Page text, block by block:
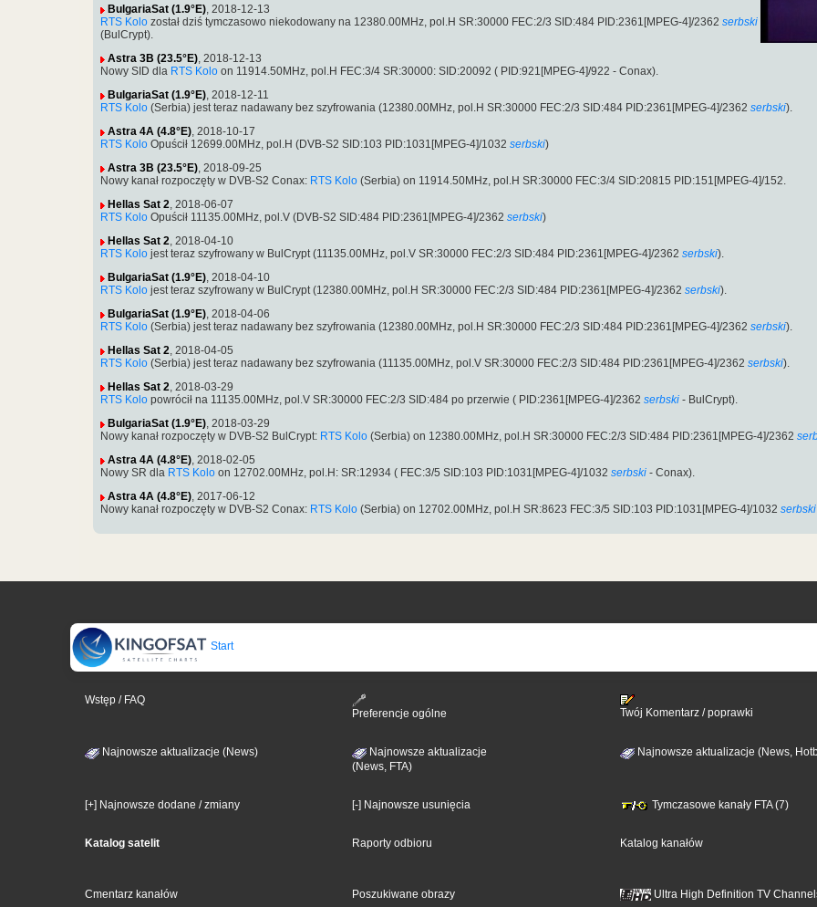
BulgariaSat (1.9°E), 2018-12-13
RTS Kolo został dziś tymczasowo niekodowany na 12380.00MHz, pol.H SR:30000 FEC:2/3 SID:484 PID:2361[MPEG-4]/2362 serbski
(BulCrypt).
Astra 3B (23.5°E), 2018-12-13
Nowy SID dla RTS Kolo on 11914.50MHz, pol.H FEC:3/4 SR:30000: SID:20092 ( PID:921[MPEG-4]/922 - Conax).
BulgariaSat (1.9°E), 2018-12-11
RTS Kolo (Serbia) jest teraz nadawany bez szyfrowania (12380.00MHz, pol.H SR:30000 FEC:2/3 SID:484 PID:2361[MPEG-4]/2362 serbski).
Astra 4A (4.8°E), 2018-10-17
RTS Kolo Opuścił 12699.00MHz, pol.H (DVB-S2 SID:103 PID:1031[MPEG-4]/1032 serbski)
Astra 3B (23.5°E), 2018-09-25
Nowy kanał rozpoczęty w DVB-S2 Conax: RTS Kolo (Serbia) on 11914.50MHz, pol.H SR:30000 FEC:3/4 SID:20815 PID:151[MPEG-4]/152.
Hellas Sat 2, 2018-06-07
RTS Kolo Opuścił 11135.00MHz, pol.V (DVB-S2 SID:484 PID:2361[MPEG-4]/2362 serbski)
Hellas Sat 2, 2018-04-10
RTS Kolo jest teraz szyfrowany w BulCrypt (11135.00MHz, pol.V SR:30000 FEC:2/3 SID:484 PID:2361[MPEG-4]/2362 serbski).
BulgariaSat (1.9°E), 2018-04-10
RTS Kolo jest teraz szyfrowany w BulCrypt (12380.00MHz, pol.H SR:30000 FEC:2/3 SID:484 PID:2361[MPEG-4]/2362 serbski).
BulgariaSat (1.9°E), 2018-04-06
RTS Kolo (Serbia) jest teraz nadawany bez szyfrowania (12380.00MHz, pol.H SR:30000 FEC:2/3 SID:484 PID:2361[MPEG-4]/2362 serbski).
Hellas Sat 2, 2018-04-05
RTS Kolo (Serbia) jest teraz nadawany bez szyfrowania (11135.00MHz, pol.V SR:30000 FEC:2/3 SID:484 PID:2361[MPEG-4]/2362 serbski).
Hellas Sat 2, 2018-03-29
RTS Kolo powrócił na 11135.00MHz, pol.V SR:30000 FEC:2/3 SID:484 po przerwie ( PID:2361[MPEG-4]/2362 serbski - BulCrypt).
BulgariaSat (1.9°E), 2018-03-29
Nowy kanał rozpoczęty w DVB-S2 BulCrypt: RTS Kolo (Serbia) on 12380.00MHz, pol.H SR:30000 FEC:2/3 SID:484 PID:2361[MPEG-4]/2362
Astra 4A (4.8°E), 2018-02-05
Nowy SR dla RTS Kolo on 12702.00MHz, pol.H: SR:12934 ( FEC:3/5 SID:103 PID:1031[MPEG-4]/1032 serbski - Conax).
Astra 4A (4.8°E), 2017-06-12
Nowy kanał rozpoczęty w DVB-S2 Conax: RTS Kolo (Serbia) on 12702.00MHz, pol.H SR:8623 FEC:3/5 SID:103 PID:1031[MPEG-4]/1032 serbski
Start
Wstęp / FAQ
Preferencje ogólne
Twój Komentarz / poprawki
Najnowsze aktualizacje (News)
Najnowsze aktualizacje
(News, FTA)
Najnowsze aktualizacje (News,
[+] Najnowsze dodane / zmiany [-] Najnowsze usunięcia Tymczasowe kanały FTA (7)
Katalog satelit Raporty odbioru Katalog kanałów
Cmentarz kanałów Poszukiwane obrazy Ultra High Definition TV